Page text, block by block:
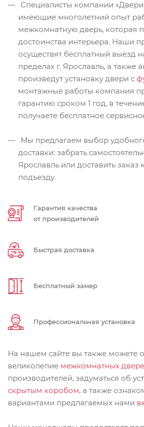
Специалисты компании «Двери
имеющие многолетний опыт
межкомнатную дверь, которая
достоинства интерьера. Наши
осуществят бесплатный выезд
пределах г. Ярославль, а также
произведут установку двери с
монтажные работы компания
гарантию сроком 1 год, в
получаете бесплатное
Мы предлагаем выбор
доставки: забрать
Ярославль или доставить заказ
подъезду.
Гарантия качества
от производителей
Быстрая доставка
Бесплатный замер
Профессиональная установка
На нашем сайте вы также можете
великолепие межкомнатных
производителей, задуматься об
скрытым коробом, а также
вариантами предлагаемых нами